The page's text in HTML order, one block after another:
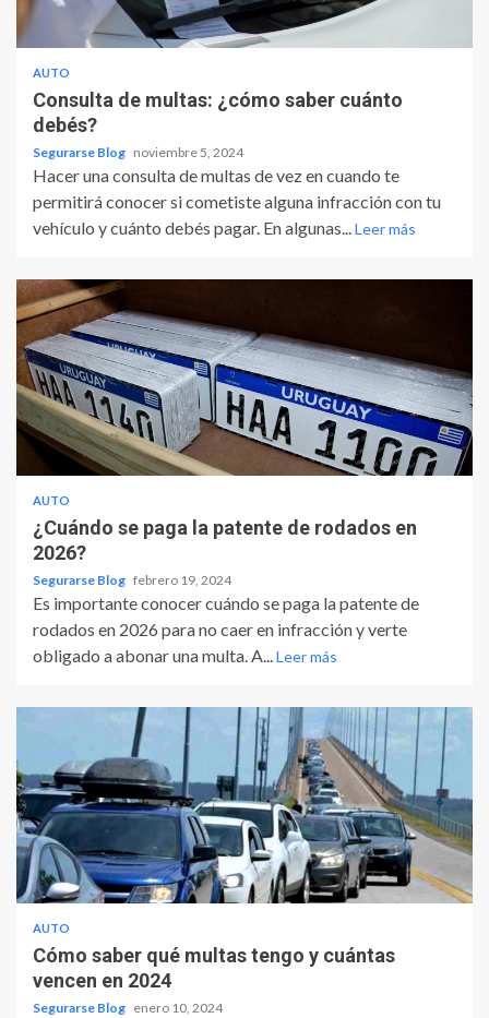
AUTO
Consulta de multas: ¿cómo saber cuánto
debés?
Segurarse Blog noviembre 5, 2024
Hacer una consulta de multas de vez en cuando te
permitirá conocer si cometiste alguna infracción con tu
vehículo y cuánto debés pagar. En algunas...Leer más
AUTO
¿Cuándo se paga la patente de rodados en
2026?
Segurarse Blog febrero 19, 2024
Es importante conocer cuándo se paga la patente de
rodados en 2026 para no caer en infracción y verte
obligado a abonar una multa. A...Leer más
AUTO
Cómo saber qué multas tengo y cuántas
vencen en 2024
Segurarse Blog enero 10, 2024